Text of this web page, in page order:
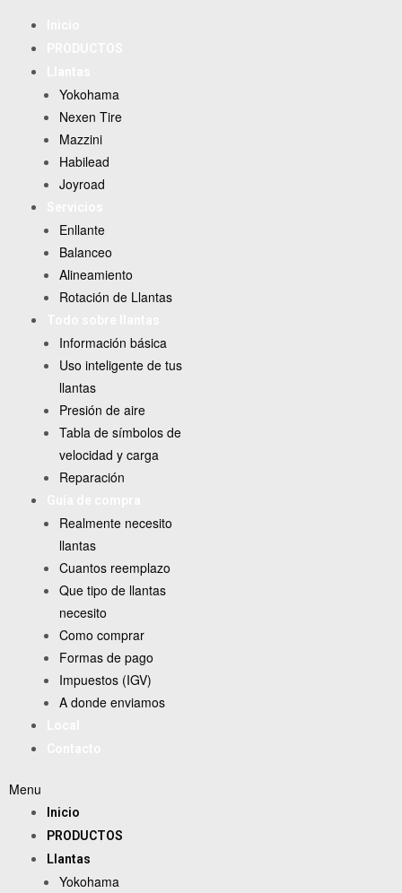
Yokohama
Nexen Tire
Mazzini
Habilead
Joyroad
Enllante
Balanceo
Alineamiento
Rotación de Llantas
Información básica
Uso inteligente de tus
llantas
Presión de aire
Tabla de símbolos de
velocidad y carga
Reparación
Realmente necesito
llantas
Cuantos reemplazo
Que tipo de llantas
necesito
Como comprar
Formas de pago
Impuestos (IGV)
A donde enviamos
Menu
Inicio
PRODUCTOS
Llantas
Yokohama